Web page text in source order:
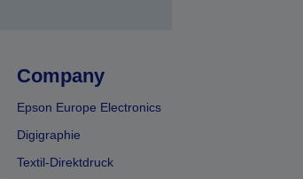
Company
Epson Europe Electronics
Digigraphie
Textil-Direktdruck